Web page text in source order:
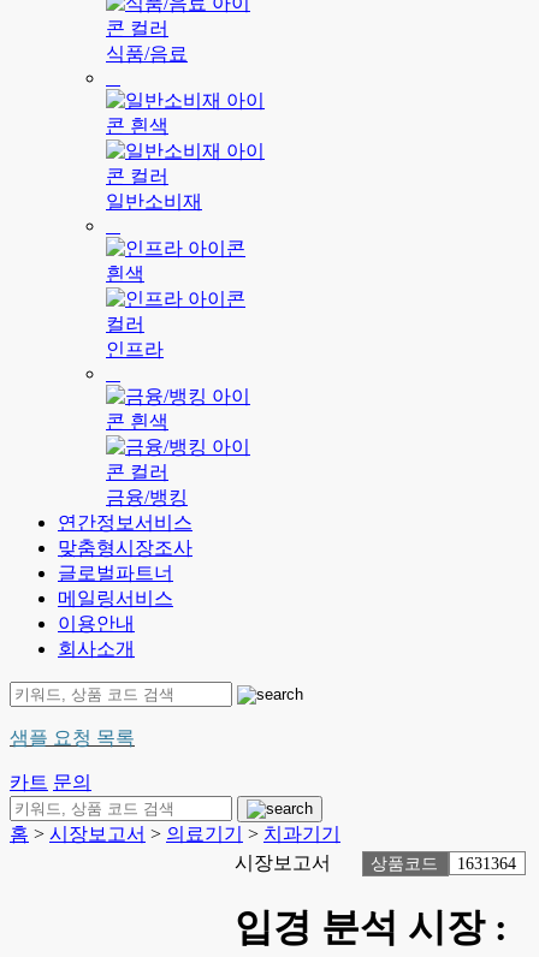
식품/음료
일반소비재
인프라
금융/뱅킹
연간정보서비스
맞춤형시장조사
글로벌파트너
메일링서비스
이용안내
회사소개
샘플 요청 목록
카트 문의
홈 > 시장보고서 > 의료기기 > 치과기기
시장보고서
상품코드 1631364
입경 분석 시장 :